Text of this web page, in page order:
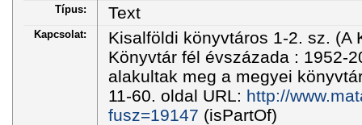
Típus: Text
Kapcsolat:
Kisalföldi könyvtáros 1-2. sz. (A
Könyvtár fél évszázada : 1952-
alakultak meg a megyei
11-60. oldal URL: http://
fusz=19147 (isPartOf)